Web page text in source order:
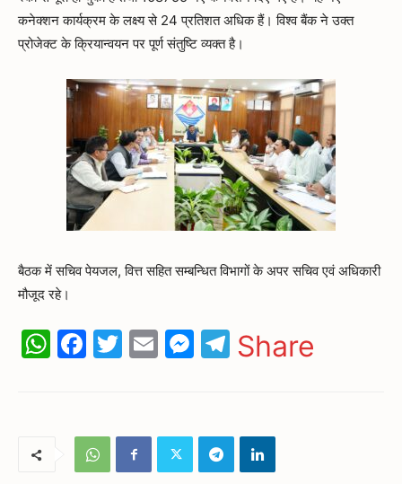
कनेक्शन कार्यक्रम के लक्ष्य से 24 प्रतिशत अधिक हैं। विश्व बैंक ने उक्त
प्रोजेक्ट के क्रियान्वयन पर पूर्ण संतुष्टि व्यक्त है।
बैठक में सचिव पेयजल, वित्त सहित सम्बन्धित विभागों के अपर सचिव एवं अधिकारी
मौजूद रहे।
WhatsApp
Facebook
Twitter
EmailMessenger
Telegram
Share